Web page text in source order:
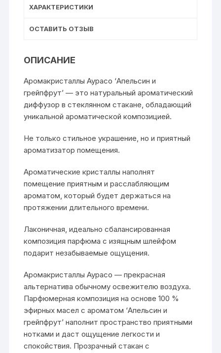
ХАРАКТЕРИСТИКИ
ОСТАВИТЬ ОТЗЫВ
ОПИСАНИЕ
Аромакристаллы Аурасо ‘Апельсин и
грейпфрут’ — это натуральный ароматический
диффузор в стеклянном стакане, обладающий
уникальной ароматической композицией.
Не только стильное украшение, но и приятный
ароматизатор помещения.
Ароматические кристаллы наполнят
помещение приятным и расслабляющим
ароматом, который будет держаться на
протяжении длительного времени.
Лаконичная, идеально сбалансированная
композиция парфюма с изящным шлейфом
подарит незабываемые ощущения.
Аромакристаллы Аурасо — прекрасная
альтернатива обычному освежителю воздуха.
Парфюмерная композиция на основе 100 %
эфирных масел с ароматом ‘Апельсин и
грейпфрут’ наполнит пространство приятными
нотками и даст ощущение легкости и
спокойствия. Прозрачный стакан с